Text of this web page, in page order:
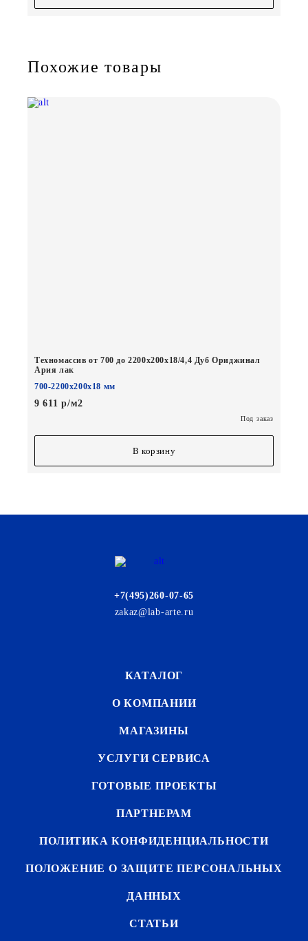
Похожие товары
Техномассив от 700 до 2200х200х18/4,4 Дуб Ориджинал
Ария лак
700-2200х200х18 мм
9 611 р/м2
Под заказ
В корзину
+7(495)260-07-65
zakaz@lab-arte.ru
КАТАЛОГ
О КОМПАНИИ
МАГАЗИНЫ
УСЛУГИ СЕРВИСА
ГОТОВЫЕ ПРОЕКТЫ
ПАРТНЕРАМ
ПОЛИТИКА КОНФИДЕНЦИАЛЬНОСТИ
ПОЛОЖЕНИЕ О ЗАЩИТЕ ПЕРСОНАЛЬНЫХ
ДАННЫХ
СТАТЬИ